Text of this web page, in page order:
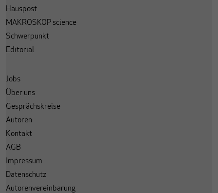
Hauspost
MAKROSKOP science
Schwerpunkt
Editorial
Jobs
Über uns
Gesprächskreise
Autoren
Kontakt
AGB
Impressum
Datenschutz
Autorenvereinbarung